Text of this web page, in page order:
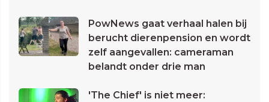
PowNews gaat verhaal halen bij
berucht dierenpension en wordt
zelf aangevallen: cameraman
belandt onder drie man
'The Chief' is niet meer: